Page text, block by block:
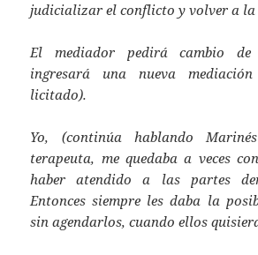
judicializar el conflicto y volver a la
El mediador pedirá cambio
ingresará una nueva
licitado).
Yo, (continúa hablando
terapeuta, me quedaba a veces
haber atendido a las partes
Entonces siempre les daba la
sin agendarlos, cuando ellos